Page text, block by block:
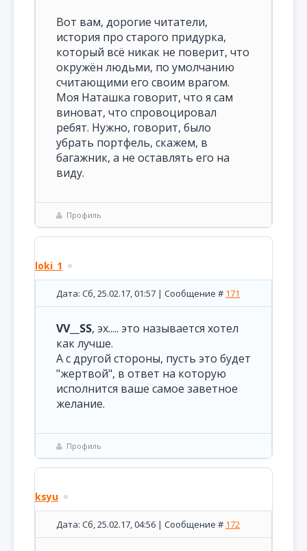
Вот вам, дорогие читатели,
история про старого придурка,
который всё никак не поверит, что
окружён людьми, по умолчанию
считающими его своим врагом.
Моя Наташка говорит, что я сам
виноват, что спровоцировал
ребят. Нужно, говорит, было
убрать портфель, скажем, в
багажник, а не оставлять его на
виду.
Профиль
loki_1
Дата: Сб, 25.02.17, 01:57 | Сообщение # 171
VV__SS, эх..... это называется хотел
как лучше.
А с другой стороны, пусть это будет
"жертвой", в ответ на которую
исполнится ваше самое заветное
желание.
Профиль
ksyu
Дата: Сб, 25.02.17, 04:56 | Сообщение # 172